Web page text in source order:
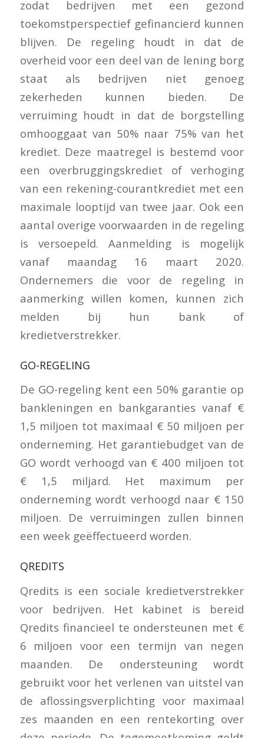
zodat bedrijven met een gezond
toekomstperspectief gefinancierd kunnen
blijven. De regeling houdt in dat de
overheid voor een deel van de lening borg
staat als bedrijven niet genoeg
zekerheden kunnen bieden. De
verruiming houdt in dat de borgstelling
omhooggaat van 50% naar 75% van het
krediet. Deze maatregel is bestemd voor
een overbruggingskrediet of verhoging
van een rekening-courantkrediet met een
maximale looptijd van twee jaar. Ook een
aantal overige voorwaarden in de regeling
is versoepeld. Aanmelding is mogelijk
vanaf maandag 16 maart 2020.
Ondernemers die voor de regeling in
aanmerking willen komen, kunnen zich
melden bij hun bank of
kredietverstrekker.
GO-REGELING
De GO-regeling kent een 50% garantie op
bankleningen en bankgaranties vanaf €
1,5 miljoen tot maximaal € 50 miljoen per
onderneming. Het garantiebudget van de
GO wordt verhoogd van € 400 miljoen tot
€ 1,5 miljard. Het maximum per
onderneming wordt verhoogd naar € 150
miljoen. De verruimingen zullen binnen
een week geëffectueerd worden.
QREDITS
Qredits is een sociale kredietverstrekker
voor bedrijven. Het kabinet is bereid
Qredits financieel te ondersteunen met €
6 miljoen voor een termijn van negen
maanden. De ondersteuning wordt
gebruikt voor het verlenen van uitstel van
de aflossingsverplichting voor maximaal
zes maanden en een rentekorting over